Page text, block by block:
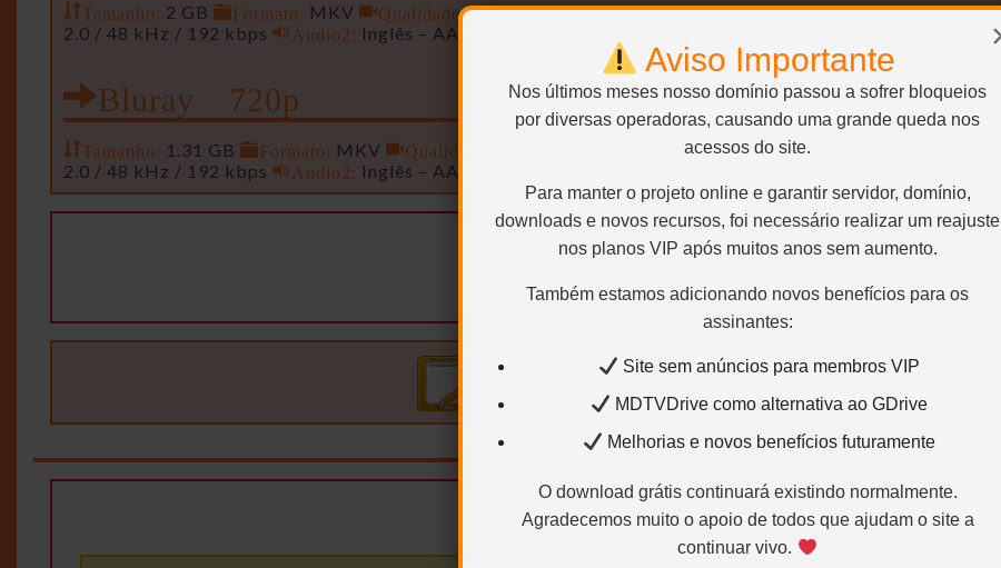
Aviso Importante
Nos últimos meses nosso domínio passou a sofrer bloqueios
por diversas operadoras, causando uma grande queda nos
acessos do site.
Para manter o projeto online e garantir servidor, domínio,
downloads e novos recursos, foi necessário realizar um reajuste
nos planos VIP após muitos anos sem aumento.
Também estamos adicionando novos benefícios para os
assinantes:
Site sem anúncios para membros VIP
MDTVDrive como alternativa ao GDrive
Melhorias e novos benefícios futuramente
O download grátis continuará existindo normalmente.
Agradecemos muito o apoio de todos que ajudam o site a
continuar vivo.
Tamanho: 2 GB Formato: MKV Qualidade:1424×1080 – H.264 / AVC / 4:3 / 2.500 Kbps / 23.976 FPS /
2.0 / 48 kHz / 192 kbps
Audio2: Inglês – AAC – 2.0 / 48 kHz / 224 kbps
Bluray 720p
Tamanho: 1.31 GB Formato: MKV Qualidade: 950×720 – H.264 / AVC / 4:3 / 1.100 Kbps / 23.976 FPS /
2.0 / 48 kHz / 192 kbps
Audio2: Inglês – AAC – 2.0 / 48 kHz / 224 kbps
Encoder e Uploader CaNNIBal
ÁUDIOS … VIDEOS